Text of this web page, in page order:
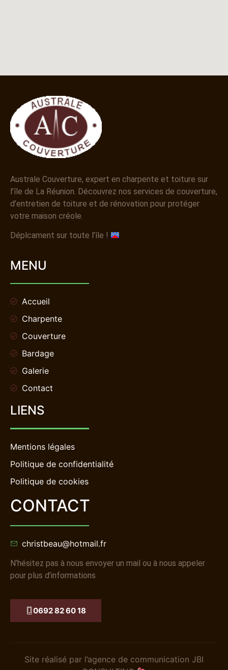
Australe Couverture, expert en charpente et toiture sur
l’île de La Réunion. Découvrez nos services de couverture,
d’entretien de toiture et de rénovation pour protéger
votre maison créole.
Déplcament sur toute l’île !
MENU
Accueil
Charpente
Couverture
Bardage
Galerie
Contact
LIENS
Mentions légales
Politique de confidentialité
Politique de cookies
CONTACT
christbeau@hotmail.fr
N’hésitez pas à nous envoyer un mail ou à nous appeler
pour plus d’informations
0692 82 60 18
Site réalisé par l’agence de communication JBI